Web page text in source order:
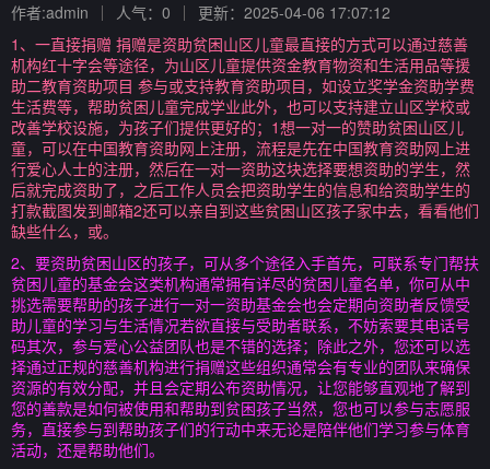
作者:admin 人气：0
更新：2025-04-06 17:07:12
1、一直接捐赠 捐赠是资助贫困山区儿童最直接的方式可以通过慈善
机构红十字会等途径，为山区儿童提供资金教育物资和生活用品等援
助二教育资助项目 参与或支持教育资助项目，如设立奖学金资助学费
生活费等，帮助贫困儿童完成学业此外，也可以支持建立山区学校或
改善学校设施，为孩子们提供更好的；1想一对一的赞助贫困山区儿
童，可以在中国教育资助网上注册，流程是先在中国教育资助网上进
行爱心人士的注册，然后在一对一资助这块选择要想资助的学生，然
后就完成资助了，之后工作人员会把资助学生的信息和给资助学生的
打款截图发到邮箱2还可以亲自到这些贫困山区孩子家中去，看看他们
缺些什么，或。
2、要资助贫困山区的孩子，可从多个途径入手首先，可联系专门帮扶
贫困儿童的基金会这类机构通常拥有详尽的贫困儿童名单，你可从中
挑选需要帮助的孩子进行一对一资助基金会也会定期向资助者反馈受
助儿童的学习与生活情况若欲直接与受助者联系，不妨索要其电话号
码其次，参与爱心公益团队也是不错的选择；除此之外，您还可以选
择通过正规的慈善机构进行捐赠这些组织通常会有专业的团队来确保
资源的有效分配，并且会定期公布资助情况，让您能够直观地了解到
您的善款是如何被使用和帮助到贫困孩子当然，您也可以参与志愿服
务，直接参与到帮助孩子们的行动中来无论是陪伴他们学习参与体育
活动，还是帮助他们。